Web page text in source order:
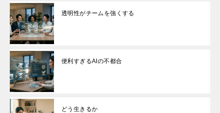
透明性がチームを強くする
便利すぎるAIの不都合
どう生きるか